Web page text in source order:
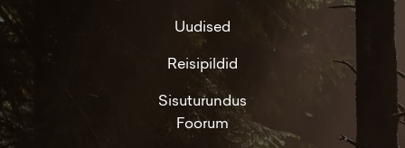
Uudised
Reisipildid
Sisuturundus
Foorum